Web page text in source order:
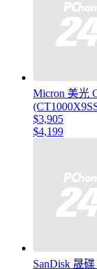
Micron 美光
$3,905
$4,199
SanDisk 晟